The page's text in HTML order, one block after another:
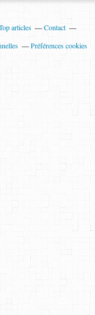
articles
Contact
Préférences cookies